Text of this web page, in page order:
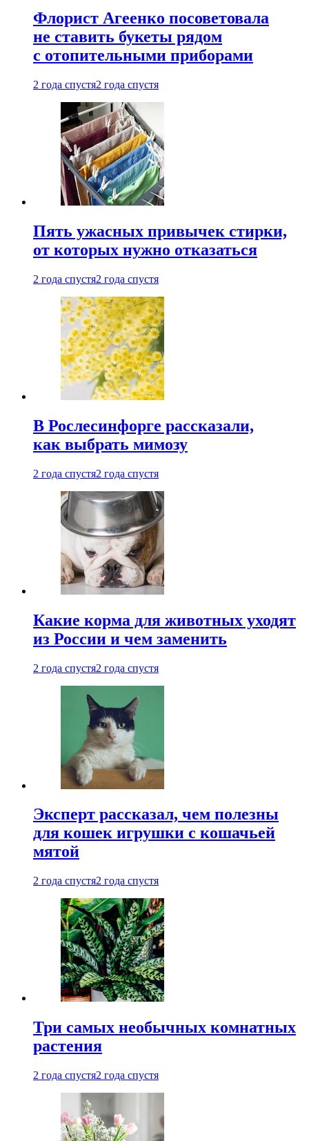
Флорист Агеенко посоветовала
не ставить букеты рядом
с отопительными приборами
2 года спустя2 года спустя
Пять ужасных привычек стирки,
от которых нужно отказаться
2 года спустя2 года спустя
В Рослесинфорге рассказали,
как выбрать мимозу
2 года спустя2 года спустя
Какие корма для животных уходят
из России и чем заменить
2 года спустя2 года спустя
Эксперт рассказал, чем полезны
для кошек игрушки с кошачьей
мятой
2 года спустя2 года спустя
Три самых необычных комнатных
растения
2 года спустя2 года спустя